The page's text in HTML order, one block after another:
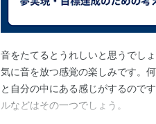
音をたてるとうれしいと思うでし
気に音を放つ感覚の楽しみです。
と自分の中にある感じがするので
ルなどはその一つでしょう。